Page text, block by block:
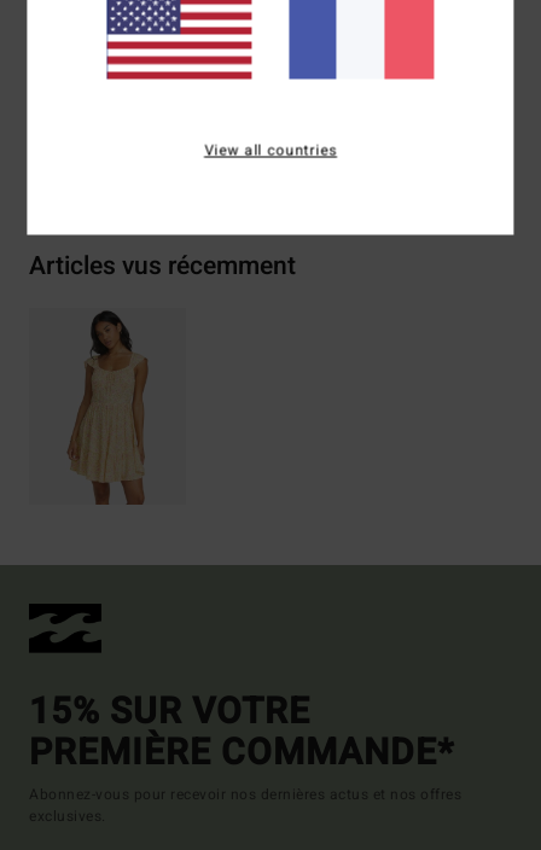
Composition100 % Viscose
Traçabilité du produit (Loi Agec)
Livraison & Retours
Articles vus récemment
15% SUR VOTRE
PREMIÈRE COMMANDE*
Abonnez-vous pour recevoir nos dernières actus et nos offres
exclusives.
View all countries